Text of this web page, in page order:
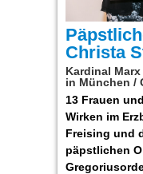
Christa
Kardinal
in München /
13 Frauen
Wirken im
Freising und
päpstlichen